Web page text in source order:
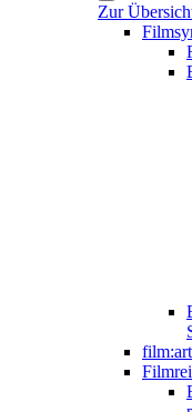
Zur
film:art